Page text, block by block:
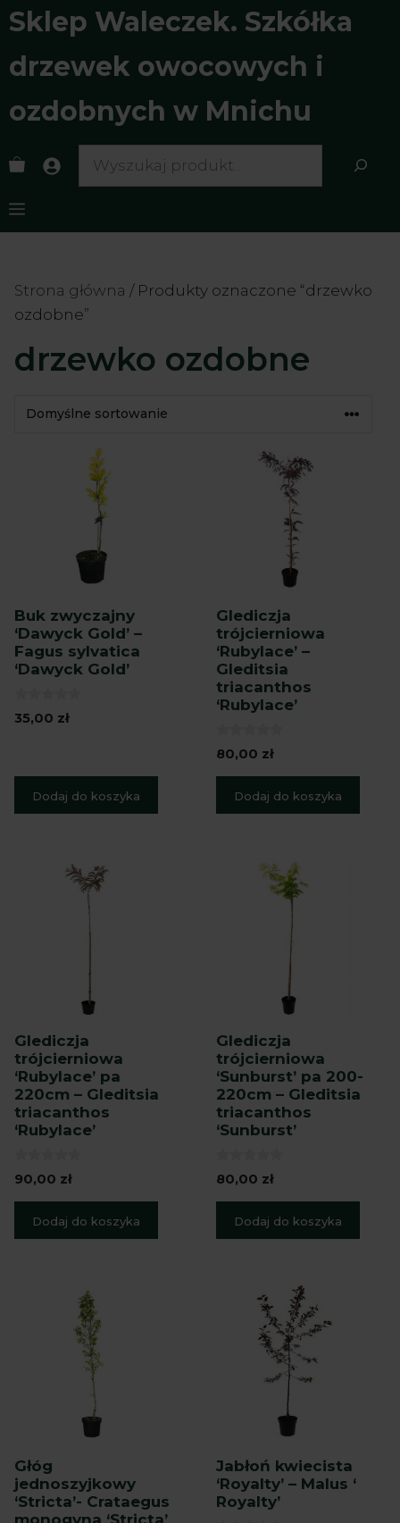
Przejdź
do
treści
Sklep Waleczek. Szkółka
drzewek owocowych i
ozdobnych w Mnichu
Menu
Search
Strona główna / Produkty oznaczone “drzewko
ozdobne”
drzewko ozdobne
Buk zwyczajny
‘Dawyck Gold’ –
Fagus sylvatica
‘Dawyck Gold’
0
z
35,00 zł
Dodaj do koszyka
Glediczja
trójcierniowa
‘Rubylace’ –
Gleditsia
triacanthos
‘Rubylace’
0
z
80,00 zł
Dodaj do koszyka
Glediczja
trójcierniowa
‘Rubylace’ pa
220cm – Gleditsia
triacanthos
‘Rubylace’
0
z
90,00 zł
Dodaj do koszyka
Glediczja
trójcierniowa
‘Sunburst’ pa 200-
220cm – Gleditsia
triacanthos
‘Sunburst’
0
z
80,00 zł
Dodaj do koszyka
Głóg
jednoszyjkowy
‘Stricta’- Crataegus
monogyna ‘Stricta’
Jabłoń kwiecista
‘Royalty’ – Malus ‘
Royalty’